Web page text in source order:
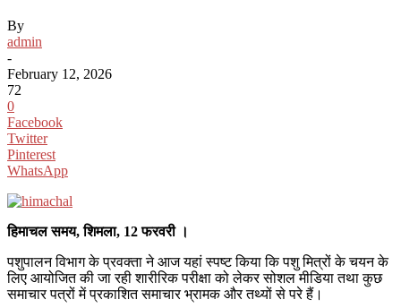
By
admin
-
February 12, 2026
72
0
Facebook
Twitter
Pinterest
WhatsApp
हिमाचल समय, शिमला, 12 फरवरी ।
पशुपालन विभाग के प्रवक्ता ने आज यहां स्पष्ट किया कि पशु मित्रों के चयन के
लिए आयोजित की जा रही शारीरिक परीक्षा को लेकर सोशल मीडिया तथा कुछ
समाचार पत्रों में प्रकाशित समाचार भ्रामक और तथ्यों से परे हैं।